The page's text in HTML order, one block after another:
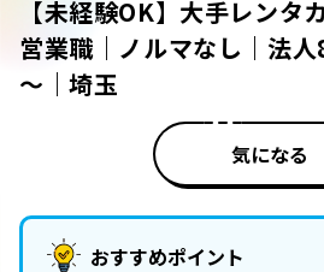
【未経験OK】大手レンタ
営業職｜ノルマなし｜法
～｜埼玉
気になる
おすすめポイント